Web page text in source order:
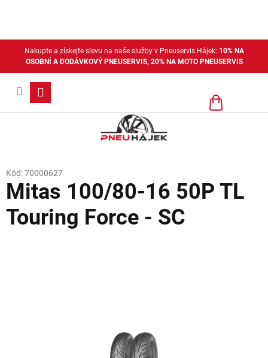
Nakupte a získejte slevu na naše služby v Pneuservis Hájek: 10% NA
OSOBNÍ A DODÁVKOVÝ PNEUSERVIS, 20% NA MOTO PNEUSERVIS
Nákupní
Mitas 100/80-16 50P TL
Touring Force - SC
Kód:70000627